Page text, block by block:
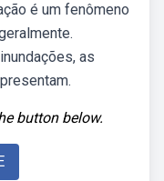
é um fenômeno
as
button below.